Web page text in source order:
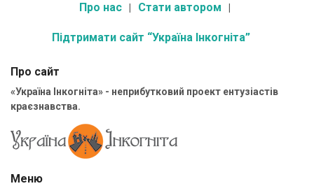
Про нас Стати автором
Підтримати сайт “Україна Інкогніта”
Про сайт
«Україна Інкогніта» - неприбутковий проект ентузіастів
краєзнавства.
Меню